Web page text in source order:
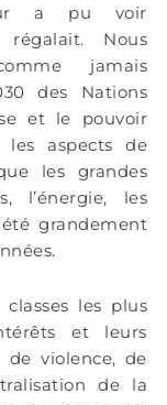
a pu voir
Nous
jamais
des Nations
et le pouvoir
aspects de
les grandes
l’énergie, les
grandement
les plus
et leurs
de violence, de
de la